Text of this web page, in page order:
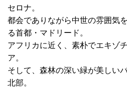
セロナ。
都会でありながら中世の雰囲気
る首都・マドリード。
アフリカに近く、素朴でエキゾ
ア。
そして、森林の深い緑が美しい
北部。